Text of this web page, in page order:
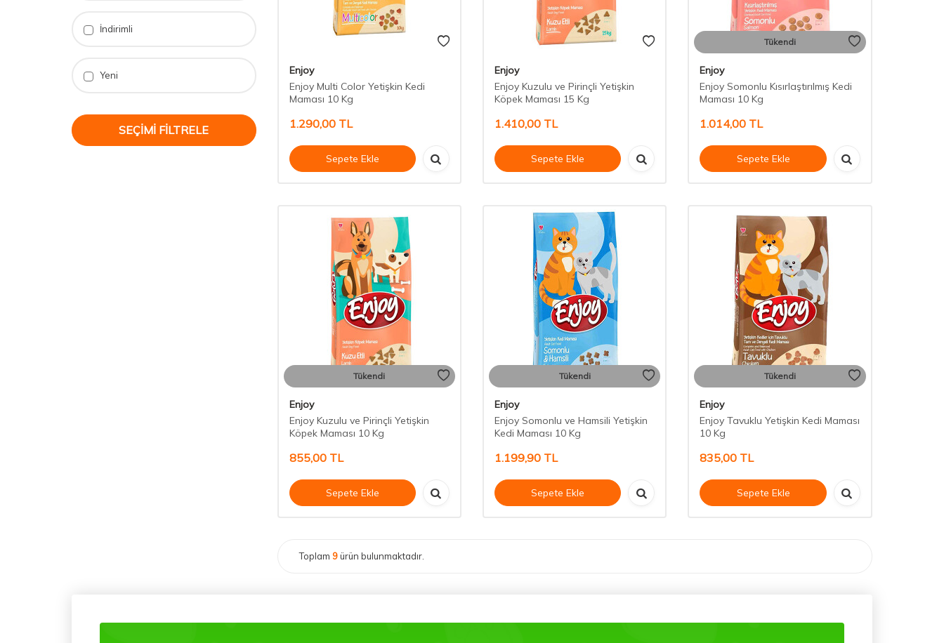
İndirimli
Yeni
SEÇIMI FILTRELE
Enjoy
Enjoy Multi Color Yetişkin Kedi
Maması 10 Kg
1.290,00TL
Sepete Ekle
Enjoy
Enjoy Kuzulu ve Pirinçli Yetişkin
Köpek Maması 15 Kg
1.410,00TL
Sepete Ekle
Tükendi
Enjoy
Enjoy Somonlu Kısırlaştırılmış Kedi
Maması 10 Kg
1.014,00 TL
Sepete Ekle
Tükendi
Enjoy
Enjoy Kuzulu ve Pirinçli Yetişkin
Köpek Maması 10 Kg
855,00TL
Sepete Ekle
Tükendi
Enjoy
Enjoy Somonlu ve Hamsili Yetişkin
Kedi Maması 10 Kg
1.199,90TL
Sepete Ekle
Tükendi
Enjoy
Enjoy Tavuklu Yetişkin Kedi Maması
10 Kg
835,00 TL
Sepete Ekle
Toplam 9ürün bulunmaktadır.